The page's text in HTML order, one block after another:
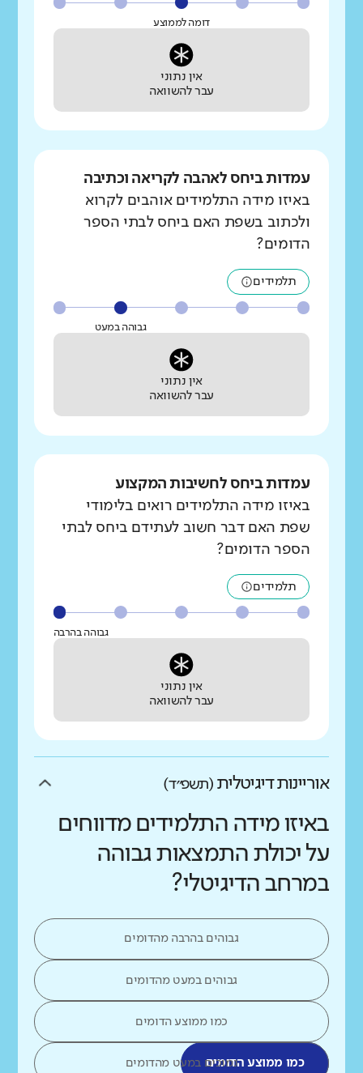
דומה לממוצע
אין נתוני
עבר להשוואה
עמדות ביחס לאהבה לקריאה וכתיבה
באיזו מידה התלמידים אוהבים לקרוא
ולכתוב בשפת האם ביחס לבתי הספר
הדומים?
תלמידים
גבוהה במעט
אין נתוני
עבר להשוואה
עמדות ביחס לחשיבות המקצוע
באיזו מידה התלמידים רואים בלימודי
שפת האם דבר חשוב לעתידם ביחס לבתי
הספר הדומים?
תלמידים
גבוהה בהרבה
אין נתוני
עבר להשוואה
אוריינות דיגיטלית (תשפ״ד)
באיזו מידה התלמידים מדווחים
על יכולת התמצאות גבוהה
במרחב הדיגיטלי?
גבוהים בהרבה מהדומים
גבוהים במעט מהדומים
כמו ממוצע הדומים
כמו ממוצע הדומיםנמוכים במעט מהדומים